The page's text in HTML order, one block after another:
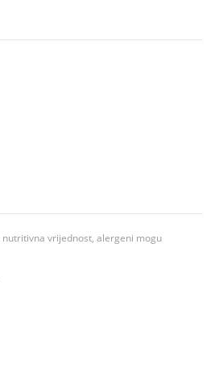
vrijednost, alergeni mogu